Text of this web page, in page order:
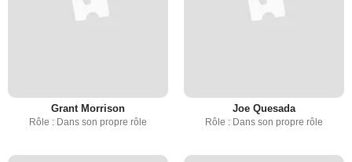
Grant Morrison
Rôle : Dans son propre rôle
Joe Quesada
Rôle : Dans son propre rôle